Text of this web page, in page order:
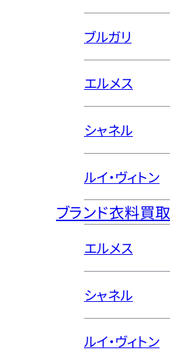
ブルガリ
エルメス
シャネル
ルイ・ヴィトン
ブランド衣料買取
エルメス
シャネル
ルイ・ヴィトン